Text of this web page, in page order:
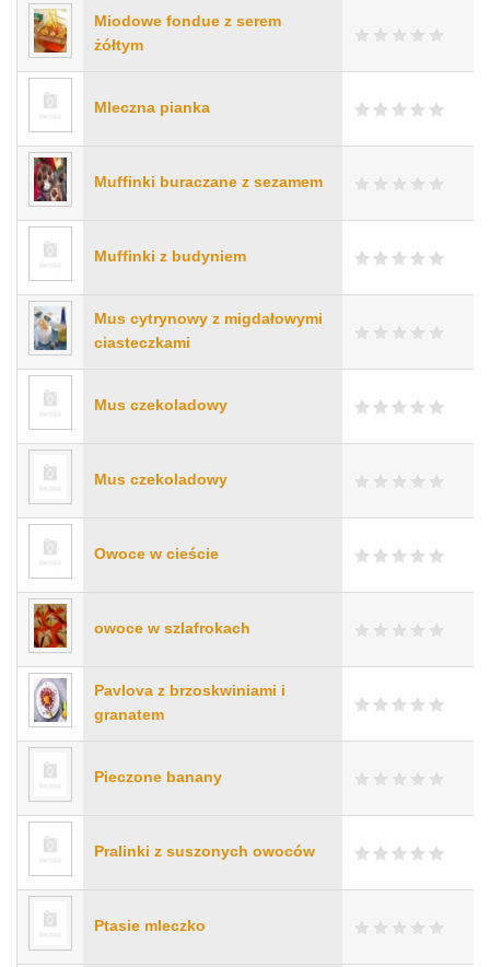
Miodowe fondue z serem
żółtym
Mleczna pianka
Muffinki buraczane z sezamem
Muffinki z budyniem
Mus cytrynowy z migdałowymi
ciasteczkami
Mus czekoladowy
Mus czekoladowy
Owoce w cieście
owoce w szlafrokach
Pavlova z brzoskwiniami i
granatem
Pieczone banany
Pralinki z suszonych owoców
Ptasie mleczko